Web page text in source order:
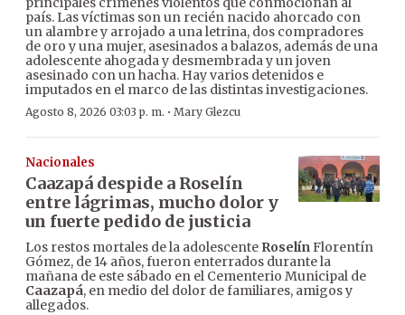
país. Las víctimas son un recién nacido ahorcado con
un alambre y arrojado a una letrina, dos compradores
de oro y una mujer, asesinados a balazos, además de una
adolescente ahogada y desmembrada y un joven
asesinado con un hacha. Hay varios detenidos e
imputados en el marco de las distintas investigaciones.
Agosto 8, 2026 03:03 p. m. · Mary Glezcu
Nacionales
Caazapá despide a Roselín
entre lágrimas, mucho dolor y
un fuerte pedido de justicia
Los restos mortales de la adolescente RoselínFlorentín
Gómez, de 14 años, fueron enterrados durante la
mañana de este sábado en el Cementerio Municipal de
Caazapá, en medio del dolor de familiares, amigos y
allegados.